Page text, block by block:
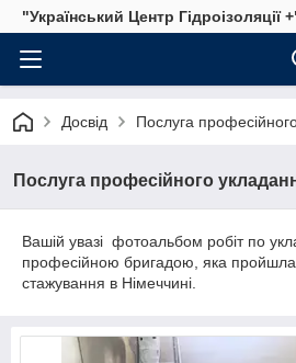
"Український Центр Гідроізоляції
Досвід Послуга
Послуга професійного
Вашій увазі фотоальбом робіт по
професійною бригадою, яка пройшла
стажування в Німеччині.